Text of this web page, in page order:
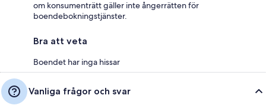
om konsumenträtt gäller inte ångerrätten för
boendebokningstjänster.
Bra att veta
Boendet har inga hissar
Vanliga frågor och svar